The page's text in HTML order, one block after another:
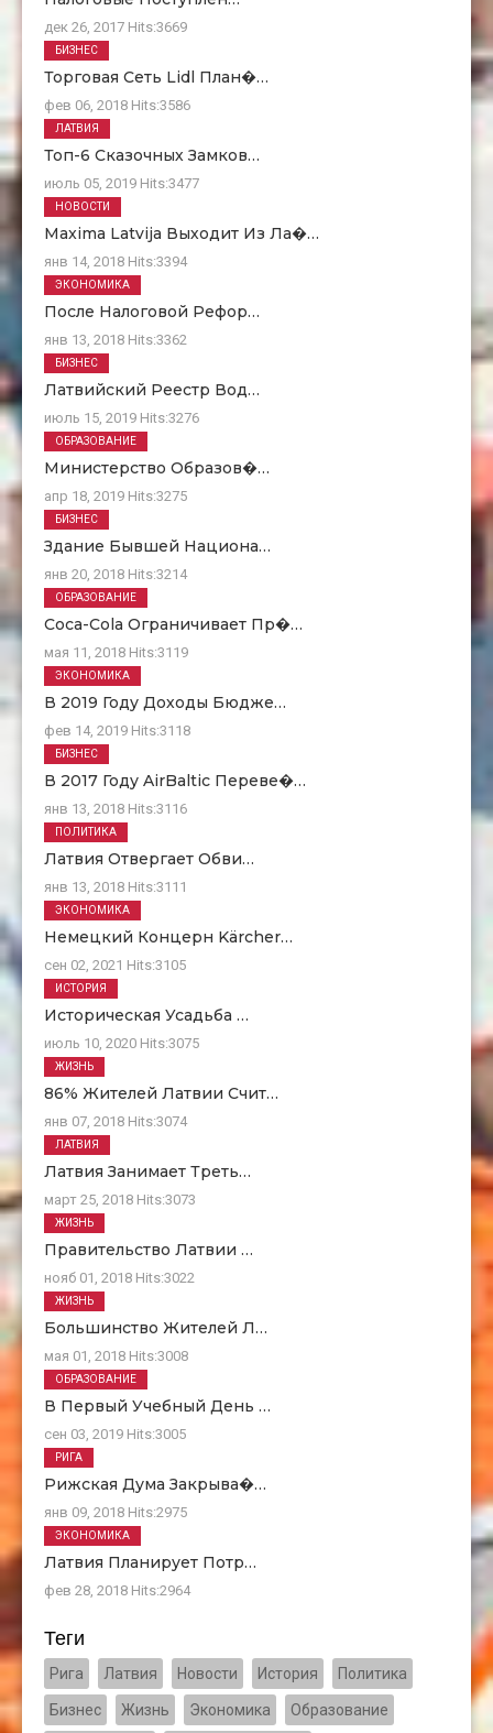
дек 26, 2017 Hits:3669
Торговая Сеть Lidl План�…
фев 06, 2018 Hits:3586
БИЗНЕС
Топ-6 Сказочных Замков…
июль 05, 2019 Hits:3477
ЛАТВИЯ
Maxima Latvija Выходит Из Ла�…
янв 14, 2018 Hits:3394
НОВОСТИ
После Налоговой Рефор…
янв 13, 2018 Hits:3362
ЭКОНОМИКА
Латвийский Реестр Вод…
июль 15, 2019 Hits:3276
БИЗНЕС
Министерство Образов�…
апр 18, 2019 Hits:3275
ОБРАЗОВАНИЕ
Здание Бывшей Национа…
янв 20, 2018 Hits:3214
БИЗНЕС
Coca-Cola Ограничивает Пр�…
мая 11, 2018 Hits:3119
ОБРАЗОВАНИЕ
В 2019 Году Доходы Бюдже…
фев 14, 2019 Hits:3118
ЭКОНОМИКА
В 2017 Году AirBaltic Переве�…
янв 13, 2018 Hits:3116
БИЗНЕС
Латвия Отвергает Обви…
янв 13, 2018 Hits:3111
ПОЛИТИКА
Немецкий Концерн Kärcher…
сен 02, 2021 Hits:3105
ЭКОНОМИКА
Историческая Усадьба …
июль 10, 2020 Hits:3075
ИСТОРИЯ
86% Жителей Латвии Счит…
янв 07, 2018 Hits:3074
ЖИЗНЬ
Латвия Занимает Треть…
март 25, 2018 Hits:3073
ЛАТВИЯ
Правительство Латвии …
нояб 01, 2018 Hits:3022
ЖИЗНЬ
Большинство Жителей Л…
мая 01, 2018 Hits:3008
ЖИЗНЬ
В Первый Учебный День …
сен 03, 2019 Hits:3005
ОБРАЗОВАНИЕ
Рижская Дума Закрыва�…
янв 09, 2018 Hits:2975
РИГА
Латвия Планирует Потр…
фев 28, 2018 Hits:2964
ЭКОНОМИКА
Теги
Рига Латвия Новости История Политика
Бизнес Жизнь Экономика Образование